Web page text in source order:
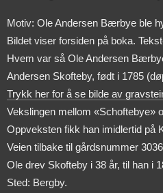
Motiv: Ole Andersen Bærbye ble
Bildet viser forsiden på boka.
Hvem var så Ole Andersen
Andersen Skofteby, født i 1785
Trykk her for å se bilde av
Vekslingen mellom «Schoftebye»
Oppveksten fikk han imidlertid på
Veien tilbake til gårdsnummer
Ole drev Skofteby i 38 år, til han i
Sted: Bergby.